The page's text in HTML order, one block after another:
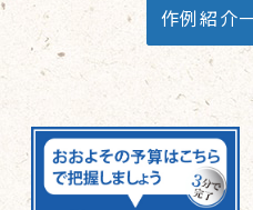
作例紹介